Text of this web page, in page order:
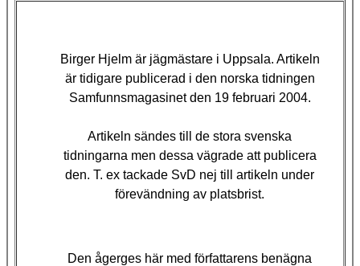
Birger Hjelm är jägmästare i Uppsala. Artikeln
är tidigare publicerad i den norska tidningen
Samfunnsmagasinet den 19 februari 2004.
Artikeln sändes till de stora svenska
tidningarna men dessa vägrade att publicera
den. T. ex tackade SvD nej till artikeln under
förevändning av platsbrist.
Den ågerges här med författarens benägna